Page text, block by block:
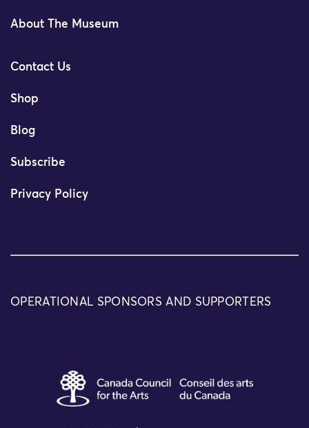
About The Museum
Contact Us
Shop
Blog
Subscribe
Privacy Policy
OPERATIONAL SPONSORS AND SUPPORTERS